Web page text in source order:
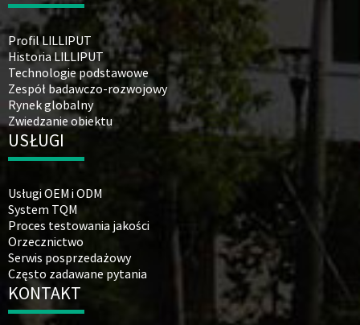
Profil LILLIPUT
Historia LILLIPUT
Technologie podstawowe
Zespół badawczo-rozwojowy
Rynek globalny
Zwiedzanie obiektu
USŁUGI
Usługi OEM i ODM
System TQM
Proces testowania jakości
Orzecznictwo
Serwis posprzedażowy
Często zadawane pytania
KONTAKT